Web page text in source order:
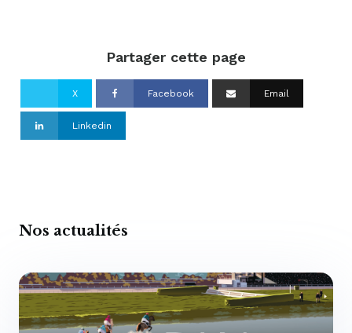
Partager cette page
X Facebook Email
Linkedin
Nos actualités